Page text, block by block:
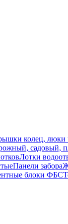
колец, люки
садовый,
Лотки
Панели забора
блоки ФБС